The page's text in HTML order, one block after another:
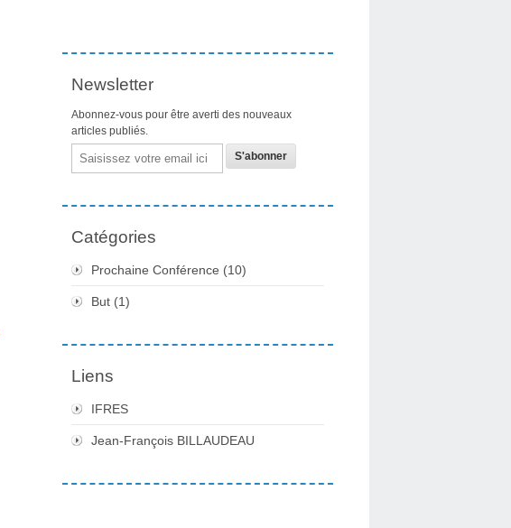
Newsletter
Abonnez-vous pour être averti des nouveaux
articles publiés.
Email
Catégories
Prochaine Conférence (10)
But (1)
Liens
IFRES
Jean-François BILLAUDEAU